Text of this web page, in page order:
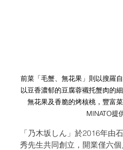
前菜「毛蟹、無花果」則以搜羅
以豆香濃郁的豆腐蓉襯托蟹肉的
無花果及香脆的烤核桃，豐富
MINATO提
「乃木坂しん」於2016年由
秀先生共同創立，開業僅六